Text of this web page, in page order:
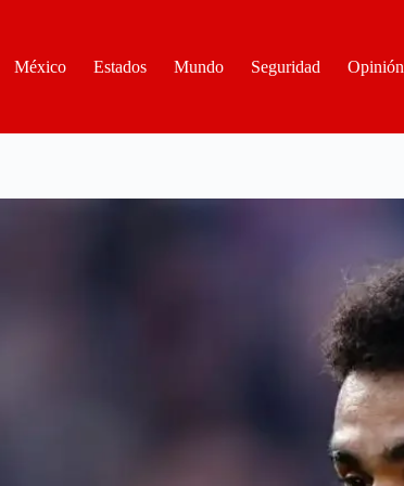
México
Estados Mundo Seguridad Opinión